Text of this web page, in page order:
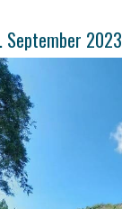
September 2023